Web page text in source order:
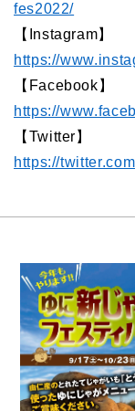
fes2022/
【Instagram】
https://
【Facebook】
https://
【Twitter】
https://